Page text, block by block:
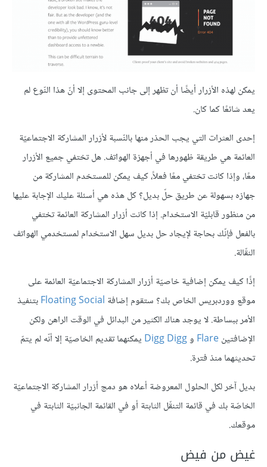
يمكن لهذه الأزرار أيضًا أن تظهر إلى جانب المحتوى إلا أنّ هذا النّوع لم
يعد شائعًا كما كان.
إحدى العثرات التي يجب الحذر منها بالنّسبة لأزرار المشاركة الاجتماعيّة
العائمة هي طريقة ظهورها في أجهزة الهواتف. هل تختفي جميع الأزرار
معًا، وإذا كانت تختفي معًا فعلاً، كيف يمكن للمستخدم المشاركة من
جهازه بسهولة عن طريق حلّ بديل؟ كل هذه هي أسئلة عليك الإجابة عليها
من منظور قابليّة الاستخدام. إذا كانت أزرار المشاركة العائمة تختفي
بالفعل فإنّك بحاجة لإيجاد حل بديل سهل الاستخدام لمستخدمي الهواتف
النقّالة.
إذًا كيف يمكن إضافية خاصيّة أزرار المشاركة الاجتماعيّة العائمة على
موقع ووردبريس الخاص بك؟ ستقوم إضافة Floating Socialبتنفيذ
الأمر ببساطة. لا يوجد هناك الكثير من البدائل في الوقت الراهن ولكن
الإضافتينFlare وDigg Digg يمكنهما تقديم الخاصيّة إلا أنّه لم يتمّ
تحديثهما منذ فترة.
بديل آخر لكل الحلول المعروضة أعلاه هو دمج أزرار المشاركة الاجتماعيّة
الخاصّة بك في قائمة التنقّل الثابتة أو في القائمة الجانبيّة الثابتة في
موقعك.
غيض من فيض